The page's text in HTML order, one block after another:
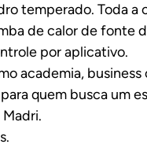
temperado. Toda a
de calor de fonte
por aplicativo.
academia,
quem busca um